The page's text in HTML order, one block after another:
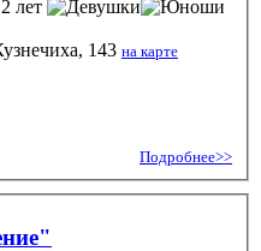
лет
143 на карте
Подробнее>>